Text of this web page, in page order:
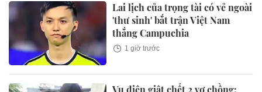
Lai lịch của trọng tài có vẻ ngoài
'thư sinh' bắt trận Việt Nam
thắng Campuchia
1 giờ trước
Vụ điện giật chết 2 vợ chồng: